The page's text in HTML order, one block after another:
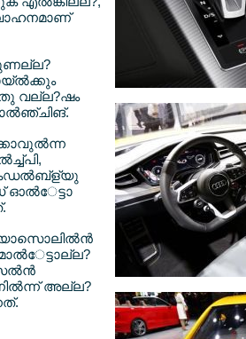
വല്ല?ഷം
കെഡല്‍ബ്ള്യു
ഓല്‍േട്ടാ
അല്ല?